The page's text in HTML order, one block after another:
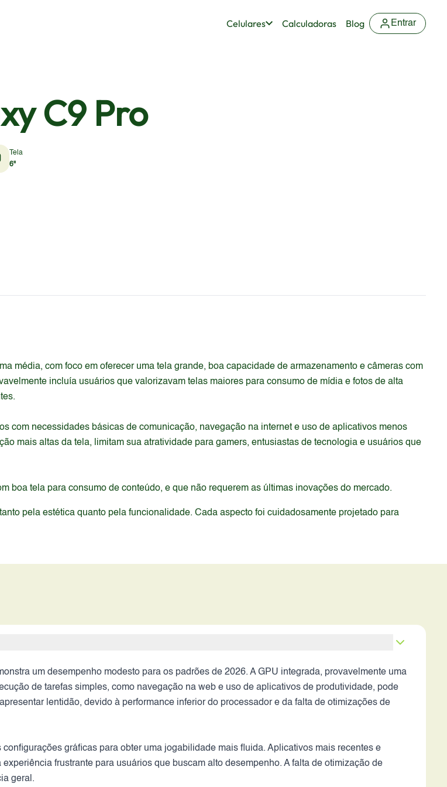
Celulares Calculadoras Blog Entrar
C9 Pro
Tela
6"
média, com foco em oferecer uma tela grande, boa capacidade de armazenamento e câmeras com
incluía usuários que valorizavam telas maiores para consumo de mídia e fotos de alta
com necessidades básicas de comunicação, navegação na internet e uso de aplicativos menos
mais altas da tela, limitam sua atratividade para gamers, entusiastas de tecnologia e usuários que
boa tela para consumo de conteúdo, e que não requerem as últimas inovações do mercado.
pela estética quanto pela funcionalidade. Cada aspecto foi cuidadosamente projetado para
um desempenho modesto para os padrões de 2026. A GPU integrada, provavelmente uma
de tarefas simples, como navegação na web e uso de aplicativos de produtividade, pode
lentidão, devido à performance inferior do processador e da falta de otimizações de
gráficas para obter uma jogabilidade mais fluida. Aplicativos mais recentes e
frustrante para usuários que buscam alto desempenho. A falta de otimização de
geral.